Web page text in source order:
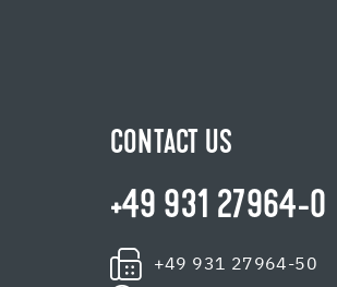
CONTACT US
+49 931 27964-0
+49 931 27964-50